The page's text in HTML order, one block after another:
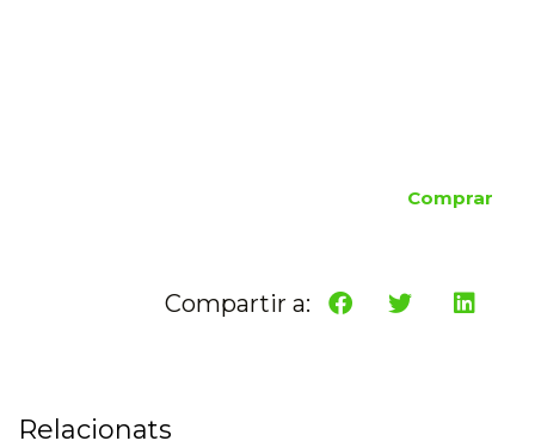
Comprar
Compartir a:
Relacionats